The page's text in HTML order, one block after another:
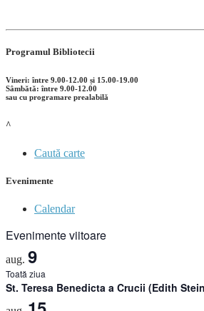
Programul Bibliotecii
Vineri: între 9.00-12.00 și 15.00-19.00
Sâmbătă: între 9.00-12.00
sau cu programare prealabilă
^
Caută carte
Evenimente
Calendar
Evenimente viitoare
aug. 9
Toată ziua
St. Teresa Benedicta a Crucii (Edith